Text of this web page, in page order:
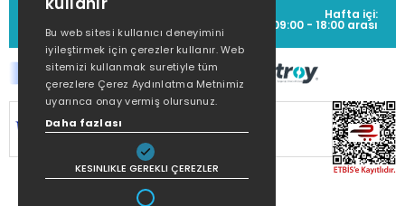
MÜŞTERİ HİZMETLERİ
(0212) 373 77 00
Hafta içi:
09:00 - 18:00 arası
SİTEMİZ
KORUNMAKTADIR.
Bu web sitesi kullanıcı deneyimini
iyileştirmek için çerezler kullanır. Web
sitemizi kullanmak suretiyle tüm
çerezlere Çerez Aydınlatma Metnimiz
uyarınca onay vermiş olursunuz.
Daha fazlası
KESINLIKLE GEREKLI ÇEREZLER